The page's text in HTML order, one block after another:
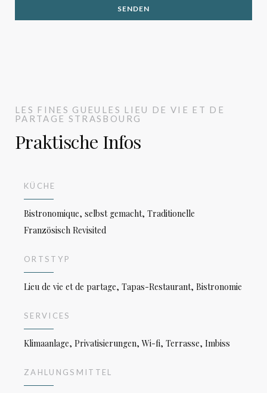
LES FINES GUEULES LIEU DE VIE ET DE
PARTAGE STRASBOURG
Praktische Infos
KÜCHE
Bistronomique, selbst gemacht, Traditionelle
Französisch Revisited
ORTSTYP
Lieu de vie et de partage, Tapas-Restaurant, Bistronomie
SERVICES
Klimaanlage, Privatisierungen, Wi-fi, Terrasse, Imbiss
ZAHLUNGSMITTEL